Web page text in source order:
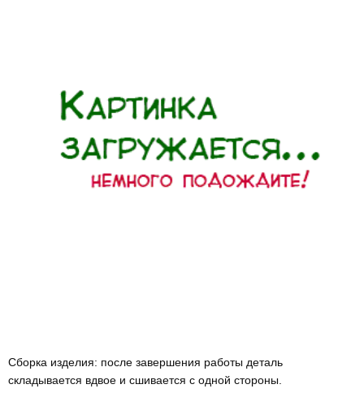
Сборка изделия: после завершения работы деталь
складывается вдвое и сшивается с одной стороны.